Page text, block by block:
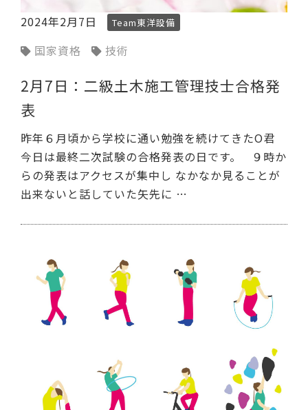
2024年2月7日 Team東洋設備
国家資格 技術
2月7日：二級土木施工管理技士合格発
表
昨年６月頃から学校に通い勉強を続けてきたO君
今日は最終二次試験の合格発表の日です。 ９時か
らの発表はアクセスが集中し なかなか見ることが
出来ないと話していた矢先に …